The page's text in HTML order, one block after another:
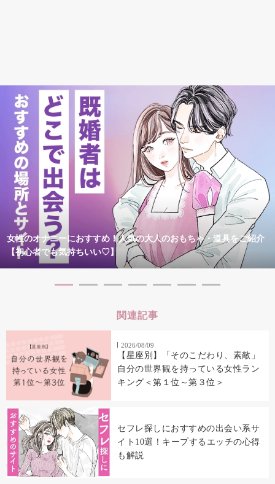
女性のオナニーにおすすめ！人気の大人のおもちゃ・道具をご紹介
【初心者でも気持ちいい♡】
関連記事
2026/08/09
【星座別】「そのこだわり、素敵」
自分の世界観を持っている女性ラン
キング＜第１位～第３位＞
セフレ探しにおすすめの出会い系サ
イト10選！キープするエッチの心得
も解説